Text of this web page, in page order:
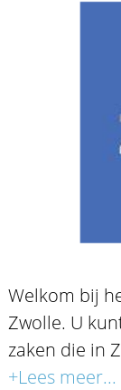
Welkom bij
Zwolle. U
zaken die in
+Lees meer...